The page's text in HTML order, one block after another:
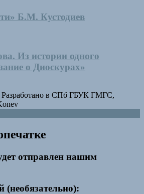
Б.М. Кустодиев
Из истории одного
о Диоскурах»
Разработано в СПб ГБУК ГМГС,
отправлен нашим